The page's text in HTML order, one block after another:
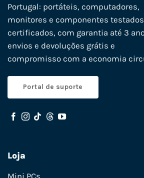
Portugal: portáteis, computadores,
monitores e componentes
certificados, com garantia até 3
envios e devoluções grátis e
compromisso com a economia
Portal de suporte
Loja